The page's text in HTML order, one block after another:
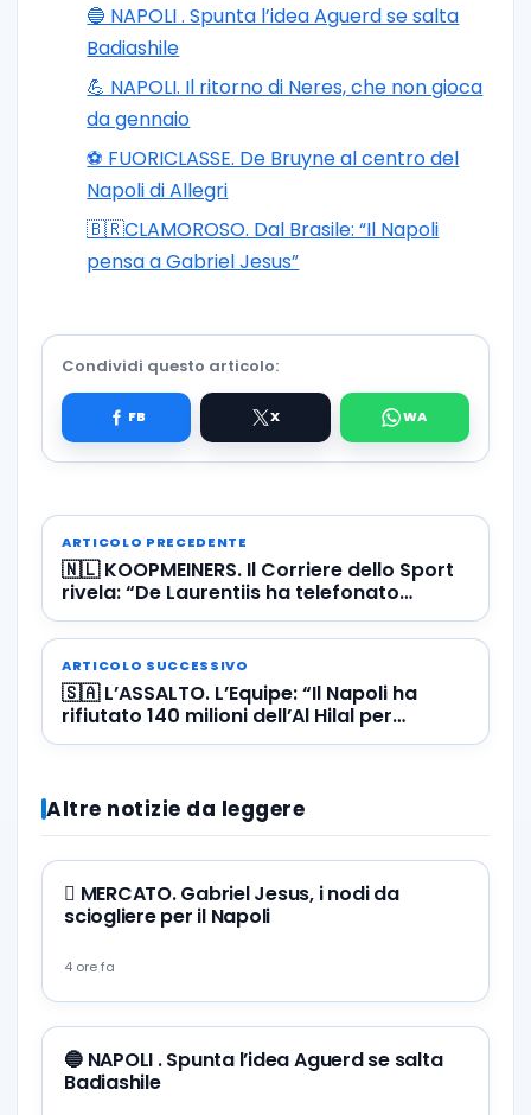
🔵 NAPOLI . Spunta l’idea Aguerd se salta
Badiashile
💪 NAPOLI. Il ritorno di Neres, che non gioca
da gennaio
⚽️ FUORICLASSE. De Bruyne al centro del
Napoli di Allegri
🇧🇷CLAMOROSO. Dal Brasile: “Il Napoli
pensa a Gabriel Jesus”
Condividi questo articolo:
ARTICOLO PRECEDENTE
🇳🇱 KOOPMEINERS. Il Corriere dello Sport
rivela: “De Laurentiis ha telefonato
all’Atalanta, ma la risposta…”
ARTICOLO SUCCESSIVO
🇸🇦 L’ASSALTO. L’Equipe: “Il Napoli ha
rifiutato 140 milioni dell’Al Hilal per
Osimhen”
Altre notizie da leggere
🪎 MERCATO. Gabriel Jesus, i nodi da
sciogliere per il Napoli
4 ore fa
🔵 NAPOLI . Spunta l’idea Aguerd se salta
Badiashile